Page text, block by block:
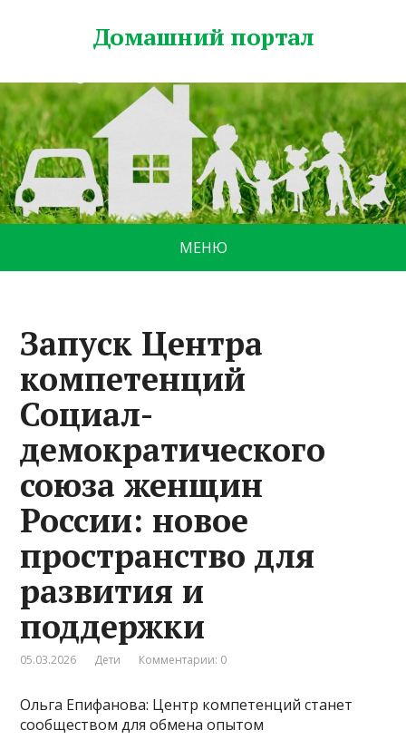
Домашний портал
МЕНЮ
Запуск Центра
компетенций
Социал-
демократического
союза женщин
России: новое
пространство для
развития и
поддержки
05.03.2026 Дети Комментарии: 0
Ольга Епифанова: Центр компетенций станет
сообществом для обмена опытом